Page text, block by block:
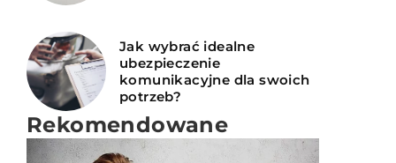
Jak wybrać idealne
ubezpieczenie
komunikacyjne dla swoich
potrzeb?
Rekomendowane